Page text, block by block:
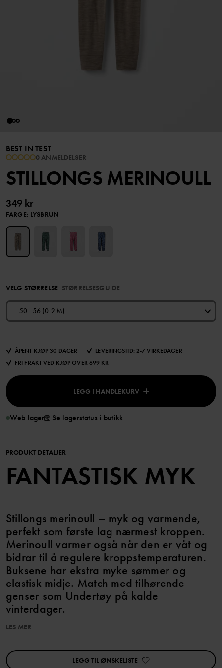
BEST IN TEST
0 ANMELDELSER
STILLONGS MERINOULL
349 kr
FARGE: LYSBRUN
VELG STØRRELSE STØRRELSESGUIDE
50 - 56 (0-2 M)
ÅPENT KJØP 30 DAGER
LEVERINGSTID: 2-7 VIRKEDAGER
FRI FRAKT VED KJØP OVER 699 KR
LEGG I HANDLEKURV
Web lager Se lagerstatus i butikk
PRODUKT DETALJER
FANTASTISK MYK
Stillongs merinoull – myk og varmende,
perfekt som første lag nærmest kroppen.
Merinoull varmer også når den er våt og
bidrar til å regulere kroppstemperaturen.
Buksene har ekstra myke sømmer og
elastisk midje. Match med tilhørende
genser som Undertøy på kalde
vinterdager.
cares/hallbara-plagg/vara-hallbarhetsmarkningar»
LES MER
LEGG TIL ØNSKELISTE